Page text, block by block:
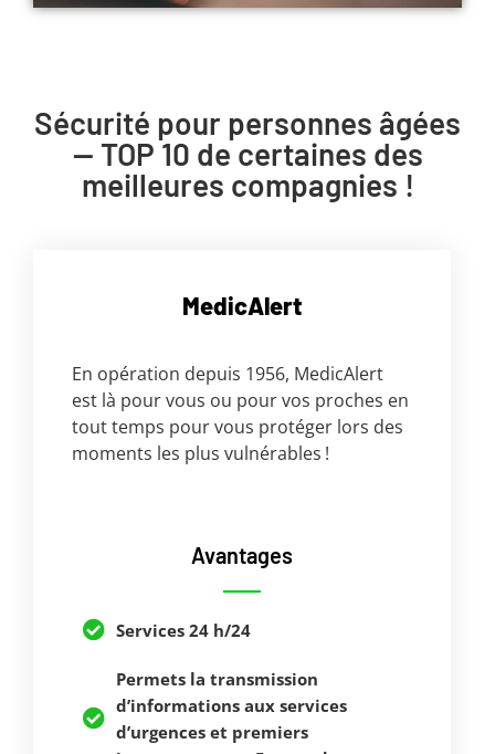
Sécurité pour personnes âgées
— TOP 10 de certaines des
meilleures compagnies !
MedicAlert
En opération depuis 1956, MedicAlert
est là pour vous ou pour vos proches en
tout temps pour vous protéger lors des
moments les plus vulnérables !
Avantages
Services 24 h/24
Permets la transmission
d’informations aux services
d’urgences et premiers